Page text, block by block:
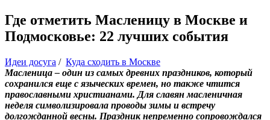
Где отметить Масленицу в Москве и
Подмосковье: 22 лучших события
Идеи досуга / Куда сходить в Москве
Масленица – один из самых древних праздников, который
сохранился еще с языческих времен, но также чтится
православными христианами. Для славян масленичная
неделя символизировала проводы зимы и встречу
долгожданной весны. Праздник непременно сопровождался